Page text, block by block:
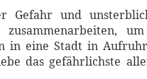
Gefahr und
zusammenarbeiten,
in eine Stadt in
das gefährlichste